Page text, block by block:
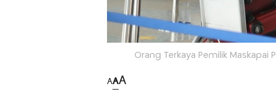
Orang Terkaya Pemilik Maskapai
AAA